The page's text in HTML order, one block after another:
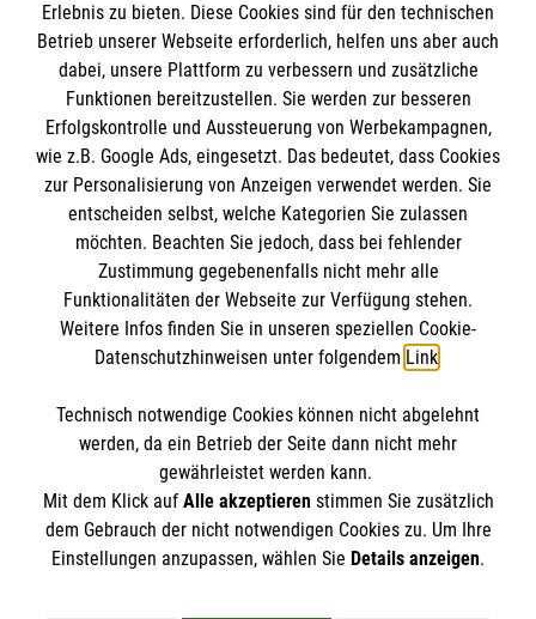
Informationen
Impressum
Datenschutz
Barrierefreiheit
Kontakt
Die Malteser
Malteser in Deutschland
Sharepoint
So finden Sie uns
Gerokstraße 2
73431 Aalen
Der Malteser Hilfsdienst e.V. ist als eingetragene
Erlebnis zu bieten. Diese Cookies sind für den technischen
Betrieb unserer Webseite erforderlich, helfen uns aber auch
dabei, unsere Plattform zu verbessern und zusätzliche
Funktionen bereitzustellen. Sie werden zur besseren
Erfolgskontrolle und Aussteuerung von Werbekampagnen,
wie z.B. Google Ads, eingesetzt. Das bedeutet, dass Cookies
zur Personalisierung von Anzeigen verwendet werden. Sie
entscheiden selbst, welche Kategorien Sie zulassen
möchten. Beachten Sie jedoch, dass bei fehlender
Zustimmung gegebenenfalls nicht mehr alle
Funktionalitäten der Webseite zur Verfügung stehen.
Weitere Infos finden Sie in unseren speziellen Cookie-
Datenschutzhinweisen unter folgendem Link.
Technisch notwendige Cookies können nicht abgelehnt
werden, da ein Betrieb der Seite dann nicht mehr
gewährleistet werden kann.
Mit dem Klick auf Alle akzeptierenstimmen Sie zusätzlich
dem Gebrauch der nicht notwendigen Cookies zu. Um Ihre
Einstellungen anzupassen, wählen Sie Details anzeigen.